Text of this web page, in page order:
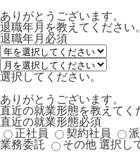
ありがとうございます。
退職年月を教えてください。
退職年月 必須
選択してください。
ありがとうございます。
直近の就業形態を教えてく
直近の就業形態必須
正社員
契約社員
業務委託
その他 選択し